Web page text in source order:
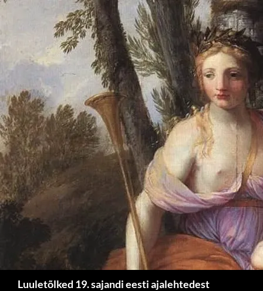
Luuletõlked 19. sajandi eesti ajalehtedest